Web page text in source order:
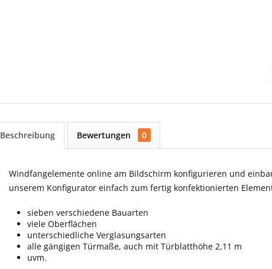
Beschreibung Bewertungen 0
Windfangelemente online am Bildschirm konfigurieren und
unserem Konfigurator einfach zum fertig konfektionierten
sieben verschiedene Bauarten
viele Oberflächen
unterschiedliche Verglasungsarten
alle gängigen Türmaße, auch mit Türblatthöhe 2,11 m
uvm.